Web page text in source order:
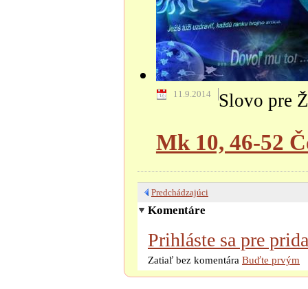
Slovo pre
11.9.2014
Mk 10, 46-52
Predchádzajúci
Komentáre
Prihláste sa pre
Zatiaľ bez komentára Buďte prvým